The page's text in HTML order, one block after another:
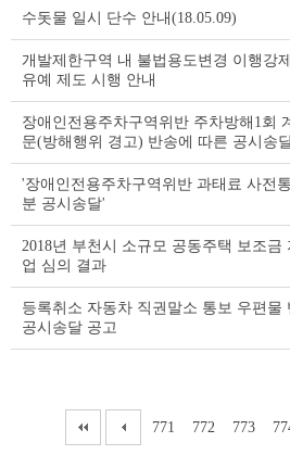
수돗물 일시 단수 안내(18.05.09)
개발제한구역 내 불법용도변경 이행강
유예 제도 시행 안내
장애인전용주차구역위반 주차방해1회
문(방해행위 경고) 반송에 따른 공시송
'장애인전용주차구역위반 과태료 사전
분 공시송달'
2018년 부천시 소규모 공동주택 보조금
업 심의 결과
등록취소 자동차 직권말소 통보 우편물
공시송달 공고
771 772 773